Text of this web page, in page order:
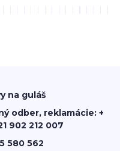
na guláš
odber, reklamácie: +
902 212 007
580 562